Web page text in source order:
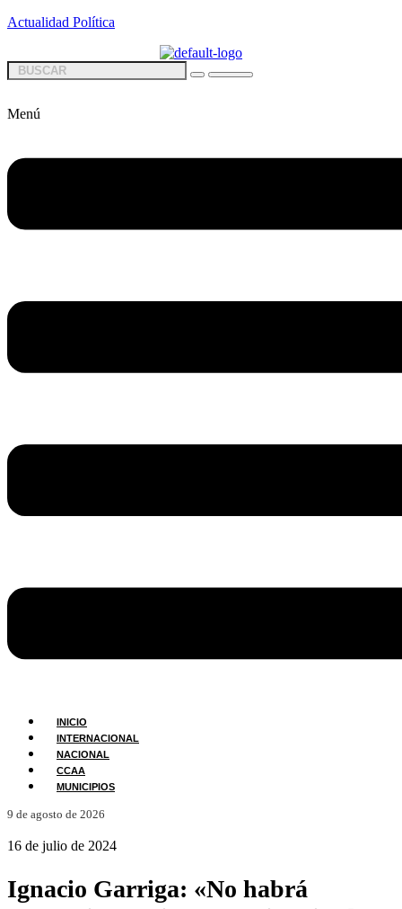
Actualidad Política
Menú
INICIO
INTERNACIONAL
NACIONAL
CCAA
MUNICIPIOS
9 de agosto de 2026
16 de julio de 2024
Ignacio Garriga: «No habrá